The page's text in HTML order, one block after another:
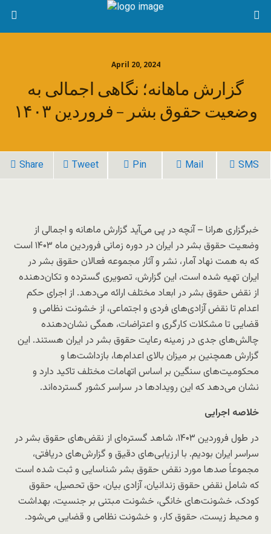
April 20, 2024
گزارش ماهانه؛ نگاهی اجمالی به
وضعیت حقوق بشر – فروردین ۱۴۰۳
Share Tweet Pin Mail SMS
خبرگزاری هرانا – آنچه در پی می‌آید گزارش ماهانه و اجمالی از
وضعیت حقوق بشر در ایران در دوره زمانی فروردین ماه ۱۴۰۳ است
که به همت نهاد آمار، نشر و آثار مجموعه فعالان حقوق بشر در
ایران تهیه شده است، این گزارش، تصویری گسترده و تکان‌دهنده
از نقض حقوق بشر در ابعاد مختلف ارائه می‌دهد. از اجرای حکم
اعدام تا نقض آزادی‌های فردی و اجتماعی، از خشونت نظامی و
قضایی تا مشکلات کارگری و اعتراضات، همگی نشان‌دهنده
چالش‌های جدی در زمینه رعایت حقوق بشر در ایران هستند. این
گزارش همچنین بر میزان بالای اعدام‌ها، بازداشت‌ها و
محکومیت‌های سنگین بر اساس اتهامات مختلف تاکید دارد و
نشان می‌دهد که این رویدادها در سراسر کشور گسترده‌اند.
خلاصه اجرایی
در طول فروردین ۱۴۰۳، شاهد گستره‌ای از نقض‌های حقوق بشر در
سراسر ایران بودیم. با ارزیابی‌های دقیق و گزارش‌های دریافتی،
مجموعاً صدها مورد نقض حقوق بشر شناسایی و ثبت شده است
که شامل نقض حقوق زندانیان، آزادی بیان، حق تحصیل، حقوق
کودک، خشونت‌های خانگی، خشونت مبتنی بر جنسیت، بهداشت
و محیط زیست، حقوق کار، و خشونت نظامی و قضایی می‌شود.